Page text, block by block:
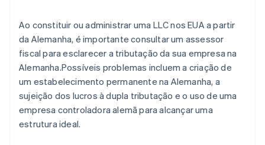
Ao constituir ou administrar uma LLC nos EUA a partir
da Alemanha, é importante consultar um assessor
fiscal para esclarecer a tributação da sua empresa na
Alemanha.Possíveis problemas incluem a criação de
um estabelecimento permanente na Alemanha, a
sujeição dos lucros à dupla tributação e o uso de uma
empresa controladora alemã para alcançar uma
estrutura ideal.